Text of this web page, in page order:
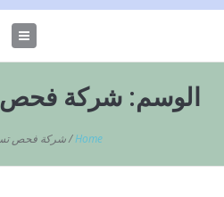
الوسم: شركة فحص
Home
/شركة فحص